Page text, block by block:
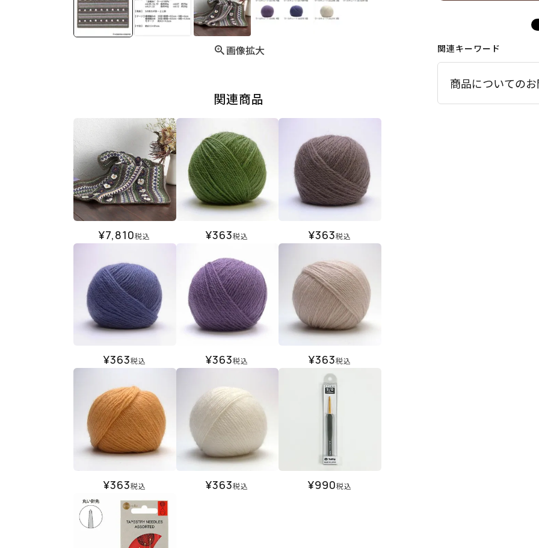
画像拡大
関連商品
¥7,810税込 ¥363税込 ¥363税込
¥363税込 ¥363税込 ¥363税込
¥363税込 ¥363税込 ¥990税込
関連キーワード
商品についての